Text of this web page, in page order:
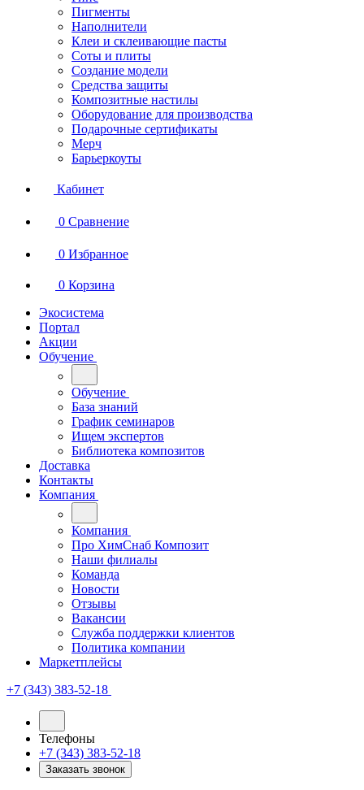
Пигменты
Наполнители
Клеи и склеивающие пасты
Соты и плиты
Создание модели
Средства защиты
Композитные настилы
Оборудование для производства
Подарочные сертификаты
Мерч
Барьеркоуты
Кабинет
0 Сравнение
0 Избранное
0 Корзина
Экосистема
Портал
Акции
Обучение
Обучение
База знаний
График семинаров
Ищем экспертов
Библиотека композитов
Доставка
Контакты
Компания
Компания
Про ХимСнаб Композит
Наши филиалы
Команда
Новости
Отзывы
Вакансии
Служба поддержки клиентов
Политика компании
Маркетплейсы
+7 (343) 383-52-18
Телефоны
+7 (343) 383-52-18
Заказать звонок